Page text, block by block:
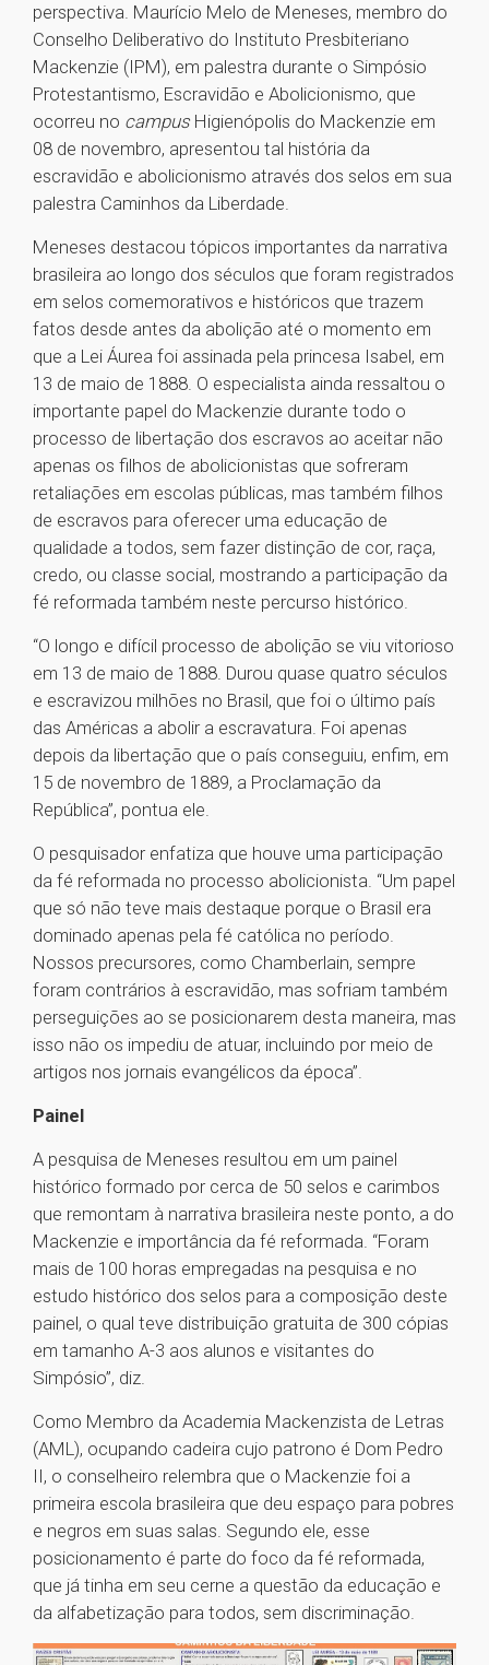
perspectiva. Maurício Melo de Meneses, membro do
Conselho Deliberativo do Instituto Presbiteriano
Mackenzie (IPM), em palestra durante o Simpósio
Protestantismo, Escravidão e Abolicionismo, que
ocorreu no campus Higienópolis do Mackenzie em
08 de novembro, apresentou tal história da
escravidão e abolicionismo através dos selos em sua
palestra Caminhos da Liberdade.
Meneses destacou tópicos importantes da narrativa
brasileira ao longo dos séculos que foram registrados
em selos comemorativos e históricos que trazem
fatos desde antes da abolição até o momento em
que a Lei Áurea foi assinada pela princesa Isabel, em
13 de maio de 1888. O especialista ainda ressaltou o
importante papel do Mackenzie durante todo o
processo de libertação dos escravos ao aceitar não
apenas os filhos de abolicionistas que sofreram
retaliações em escolas públicas, mas também filhos
de escravos para oferecer uma educação de
qualidade a todos, sem fazer distinção de cor, raça,
credo, ou classe social, mostrando a participação da
fé reformada também neste percurso histórico.
“O longo e difícil processo de abolição se viu vitorioso
em 13 de maio de 1888. Durou quase quatro séculos
e escravizou milhões no Brasil, que foi o último país
das Américas a abolir a escravatura. Foi apenas
depois da libertação que o país conseguiu, enfim, em
15 de novembro de 1889, a Proclamação da
República”, pontua ele.
O pesquisador enfatiza que houve uma participação
da fé reformada no processo abolicionista. “Um papel
que só não teve mais destaque porque o Brasil era
dominado apenas pela fé católica no período.
Nossos precursores, como Chamberlain, sempre
foram contrários à escravidão, mas sofriam também
perseguições ao se posicionarem desta maneira, mas
isso não os impediu de atuar, incluindo por meio de
artigos nos jornais evangélicos da época”.
Painel
A pesquisa de Meneses resultou em um painel
histórico formado por cerca de 50 selos e carimbos
que remontam à narrativa brasileira neste ponto, a do
Mackenzie e importância da fé reformada. “Foram
mais de 100 horas empregadas na pesquisa e no
estudo histórico dos selos para a composição deste
painel, o qual teve distribuição gratuita de 300 cópias
em tamanho A-3 aos alunos e visitantes do
Simpósio”, diz.
Como Membro da Academia Mackenzista de Letras
(AML), ocupando cadeira cujo patrono é Dom Pedro
II, o conselheiro relembra que o Mackenzie foi a
primeira escola brasileira que deu espaço para pobres
e negros em suas salas. Segundo ele, esse
posicionamento é parte do foco da fé reformada,
que já tinha em seu cerne a questão da educação e
da alfabetização para todos, sem discriminação.